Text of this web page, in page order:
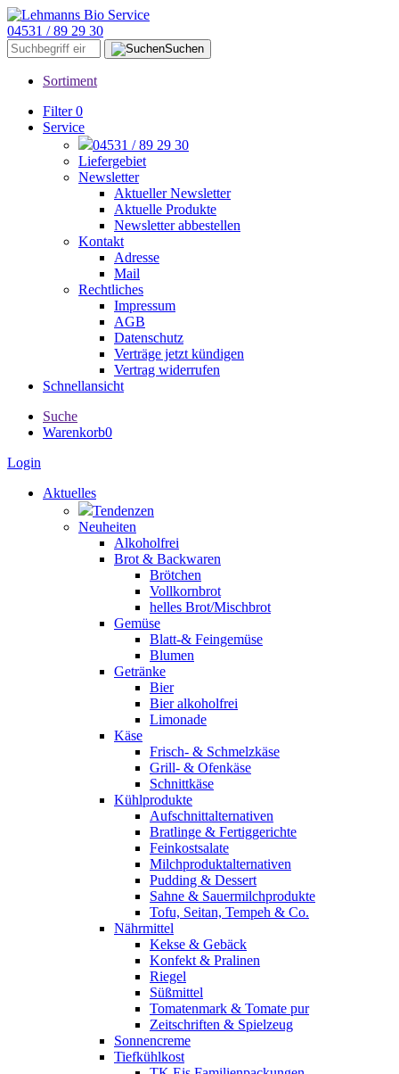
04531 / 89 29 30
Suchen
Sortiment
Filter 0
Service
04531 / 89 29 30
Liefergebiet
Newsletter
Aktueller Newsletter
Aktuelle Produkte
Newsletter abbestellen
Kontakt
Adresse
Mail
Rechtliches
Impressum
AGB
Datenschutz
Verträge jetzt kündigen
Vertrag widerrufen
Schnellansicht
Suche
Warenkorb0
Login
Aktuelles
Tendenzen
Neuheiten
Alkoholfrei
Brot & Backwaren
Brötchen
Vollkornbrot
helles Brot/Mischbrot
Gemüse
Blatt-& Feingemüse
Blumen
Getränke
Bier
Bier alkoholfrei
Limonade
Käse
Frisch- & Schmelzkäse
Grill- & Ofenkäse
Schnittkäse
Kühlprodukte
Aufschnittalternativen
Bratlinge & Fertiggerichte
Feinkostsalate
Milchproduktalternativen
Pudding & Dessert
Sahne & Sauermilchprodukte
Tofu, Seitan, Tempeh & Co.
Nährmittel
Kekse & Gebäck
Konfekt & Pralinen
Riegel
Süßmittel
Tomatenmark & Tomate pur
Zeitschriften & Spielzeug
Sonnencreme
Tiefkühlkost